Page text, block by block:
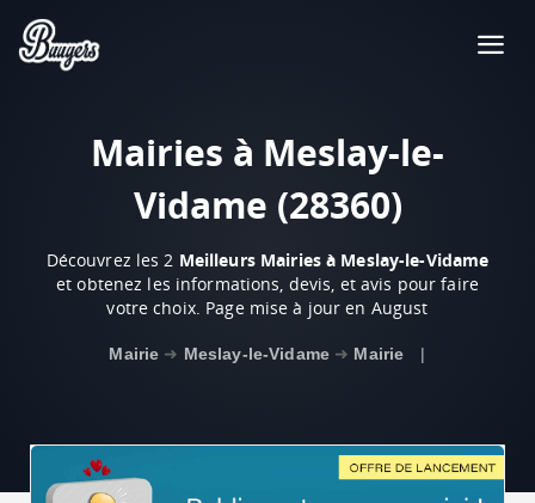
Mairies à Meslay-le-
Vidame (28360)
Découvrez les 2 Meilleurs Mairies à Meslay-le-Vidame
et obtenez les informations, devis, et avis pour faire
votre choix. Page mise à jour en August
Mairie ➜ Meslay-le-Vidame ➜ Mairie |